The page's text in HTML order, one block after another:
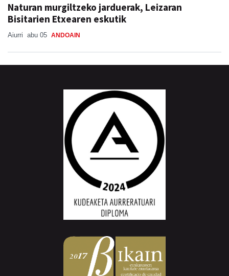
Naturan murgiltzeko jarduerak, Leizaran
Bisitarien Etxearen eskutik
Aiurri abu 05 ANDOAIN